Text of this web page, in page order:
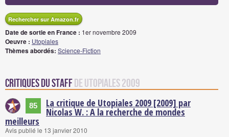
Rechercher sur Amazon.fr
Date de sortie en France : 1er novembre 2009
Oeuvre : Utopiales
Thèmes abordés: Science-Fiction
Critiques du staffde Utopiales 2009
85 La critique de Utopiales 2009 [2009] par
Nicolas W. : A la recherche de mondes
meilleurs
Avis publié le 13 janvier 2010